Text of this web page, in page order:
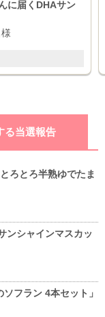
に届くDHAサン
る当選報告
ろとろ半熟ゆでたま
ンシャインマスカッ
フラン 4本セット」